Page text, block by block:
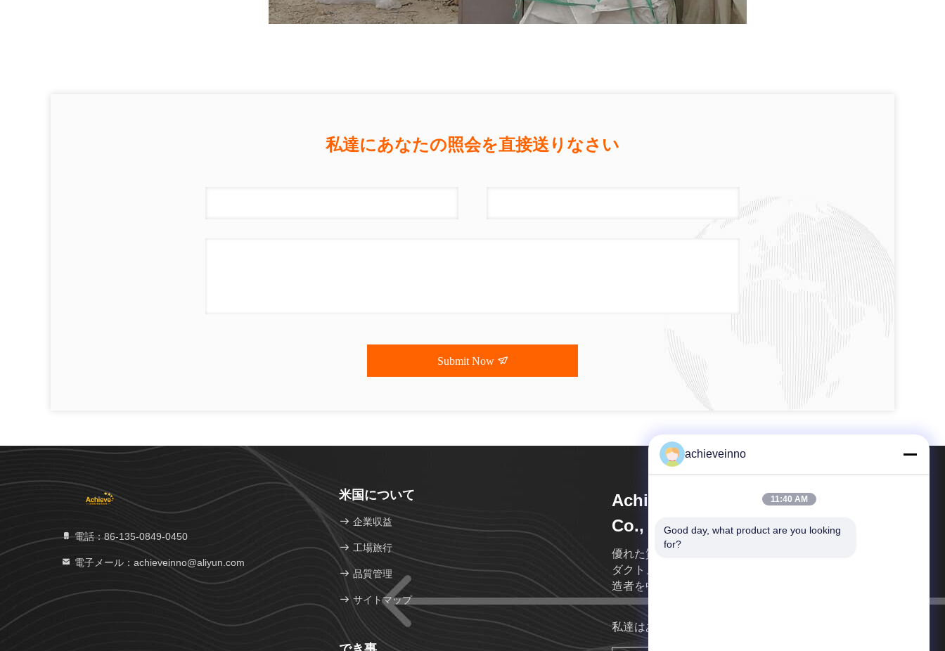
私達にあなたの照会を直接送りなさい
Submit Now
電話：86-135-0849-0450
電子メール：achieveinno@aliyun.com
米国について
企業収益
工場旅行
品質管理
サイトマップ
Achieve Innovations (Changsha)
Co., Ltd.
優れた質のための建設機械工業の専門の製造者はプロ
ダクト、セメックスのグループのための修飾された製
造者を中国作った。
私達はあなたにできるだけ早く戻る。
achieveinno
11:40 AM
Good day, what product are you looking
for?